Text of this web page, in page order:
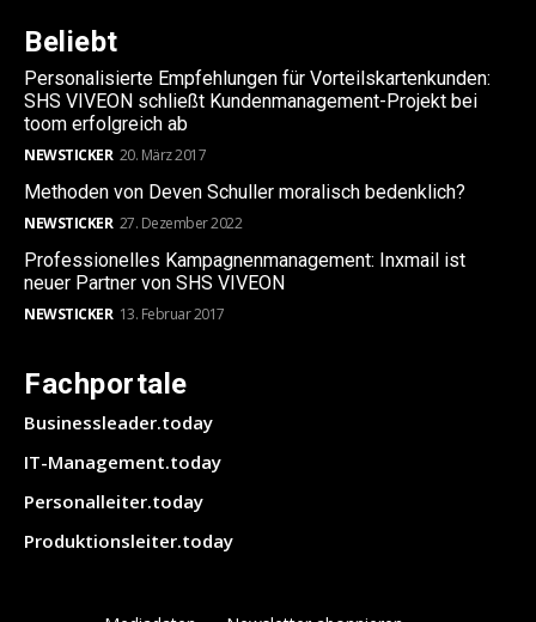
Beliebt
Personalisierte Empfehlungen für Vorteilskartenkunden:
SHS VIVEON schließt Kundenmanagement-Projekt bei
toom erfolgreich ab
NEWSTICKER 20. März 2017
Methoden von Deven Schuller moralisch bedenklich?
NEWSTICKER 27. Dezember 2022
Professionelles Kampagnenmanagement: Inxmail ist
neuer Partner von SHS VIVEON
NEWSTICKER 13. Februar 2017
Fachportale
Businessleader.today
IT-Management.today
Personalleiter.today
Produktionsleiter.today